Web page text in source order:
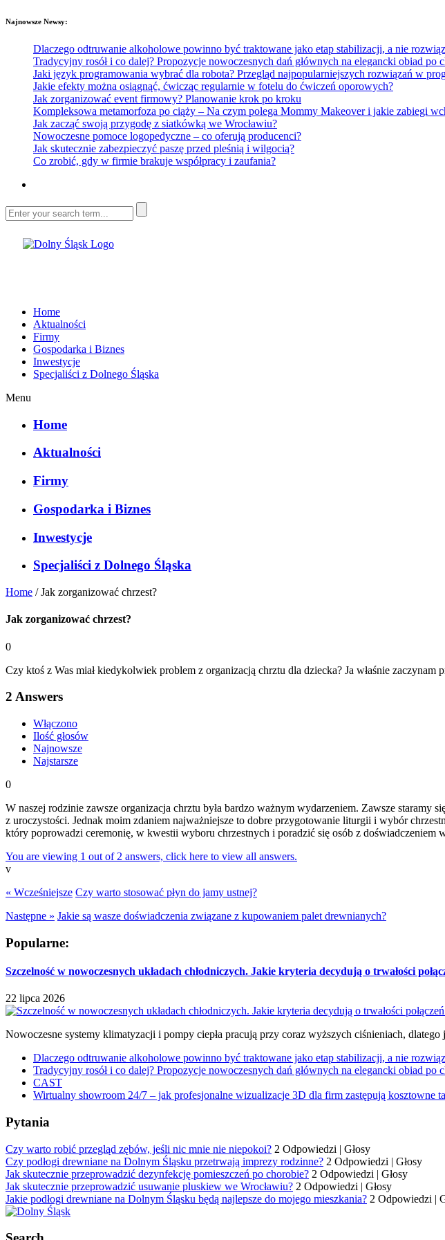
Najnowsze Newsy:
Dlaczego odtruwanie alkoholowe powinno być traktowane jako etap stabilizacji, a nie
Tradycyjny rosół i co dalej? Propozycje nowoczesnych dań głównych na elegancki obiad po
Jaki język programowania wybrać dla robota? Przegląd najpopularniejszych rozwiązań w
Jakie efekty można osiągnąć, ćwicząc regularnie w fotelu do ćwiczeń oporowych?
Jak zorganizować event firmowy? Planowanie krok po kroku
Kompleksowa metamorfoza po ciąży – Na czym polega Mommy Makeover i jakie zabiegi
Jak zacząć swoją przygodę z siatkówką we Wrocławiu?
Nowoczesne pomoce logopedyczne – co oferują producenci?
Jak skutecznie zabezpieczyć paszę przed pleśnią i wilgocią?
Co zrobić, gdy w firmie brakuje współpracy i zaufania?
Home
Aktualności
Firmy
Gospodarka i Biznes
Inwestycje
Specjaliści z Dolnego Śląska
Menu
Home
Aktualności
Firmy
Gospodarka i Biznes
Inwestycje
Specjaliści z Dolnego Śląska
Home /Jak zorganizować chrzest?
Jak zorganizować chrzest?
0
Czy ktoś z Was miał kiedykolwiek problem z organizacją chrztu dla dziecka? Ja właśnie
2 Answers
Włączono
Ilość głosów
Najnowsze
Najstarsze
0
W naszej rodzinie zawsze organizacja chrztu była bardzo ważnym wydarzeniem. Zawsze staramy
z uroczystości. Jednak moim zdaniem najważniejsze to dobre przygotowanie liturgii i wybór
który poprowadzi ceremonię, w kwestii wyboru chrzestnych i poradzić się osób z doświadczeniem
You are viewing 1 out of 2 answers, click here to view all answers.
v
« Wcześniejsze Czy warto stosować płyn do jamy ustnej?
Następne » Jakie są wasze doświadczenia związane z kupowaniem palet drewnianych?
Popularne:
Szczelność w nowoczesnych układach chłodniczych. Jakie kryteria decydują o trwałości
22 lipca 2026
Nowoczesne systemy klimatyzacji i pompy ciepła pracują przy coraz wyższych ciśnieniach,
Dlaczego odtruwanie alkoholowe powinno być traktowane jako etap stabilizacji, a nie
Tradycyjny rosół i co dalej? Propozycje nowoczesnych dań głównych na elegancki obiad po
CAST
Wirtualny showroom 24/7 – jak profesjonalne wizualizacje 3D dla firm zastępują kosztowne
Pytania
Czy warto robić przegląd zębów, jeśli nic mnie nie niepokoi? 2 Odpowiedzi | Głosy
Czy podłogi drewniane na Dolnym Śląsku przetrwają imprezy rodzinne? 2 Odpowiedzi | Głosy
Jak skutecznie przeprowadzić dezynfekcję pomieszczeń po chorobie? 2 Odpowiedzi | Głosy
Jak skutecznie przeprowadzić usuwanie pluskiew we Wrocławiu? 2 Odpowiedzi | Głosy
Jakie podłogi drewniane na Dolnym Śląsku będą najlepsze do mojego mieszkania? 2 Odpowiedzi |